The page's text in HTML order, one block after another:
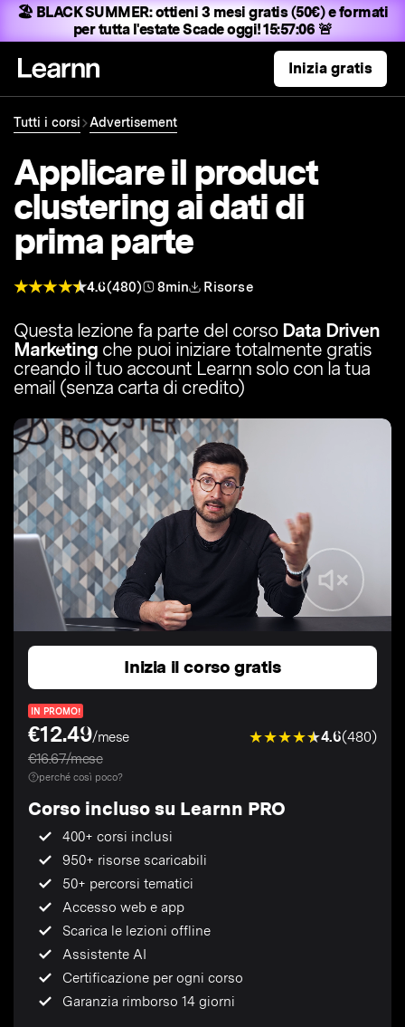
🏖️ BLACK SUMMER:ottieni 3 mesi gratis (50€) e formati
per tutta l'estateScade oggi! 15:57:05 🚨
Inizia gratis
Tutti i corsi Advertisement
Applicare il product
clustering ai dati di
prima parte
4.6(480) 8min Risorse
Questa lezione fa parte del corso Data Driven
Marketing che puoi iniziare totalmente gratis
creando il tuo account Learnn solo con la tua
email (senza carta di credito)
Inizia il corso gratis
IN PROMO!
€12.49/mese
€16.67/mese
4.6(480)
perché così poco?
Corso incluso su Learnn PRO
400+ corsi inclusi
950+ risorse scaricabili
50+ percorsi tematici
Accesso web e app
Scarica le lezioni offline
Assistente AI
Certificazione per ogni corso
Garanzia rimborso 14 giorni